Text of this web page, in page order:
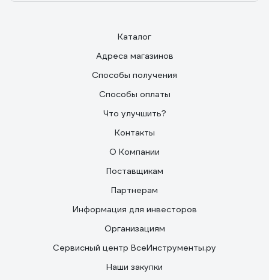
Каталог
Адреса магазинов
Способы получения
Способы оплаты
Что улучшить?
Контакты
О Компании
Поставщикам
Партнерам
Информация для инвесторов
Организациям
Сервисный центр ВсеИнструменты.ру
Наши закупки